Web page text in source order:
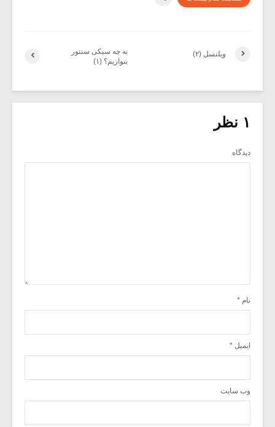
به چه سبکی سنتور
بنوازیم؟ (۱)
ویلنسل (۲)
۱ نظر
دیدگاه
نام *
ایمیل *
وب‌ سایت